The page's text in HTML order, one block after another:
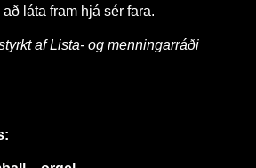
láta fram hjá sér fara.
af Lista- og menningarráði